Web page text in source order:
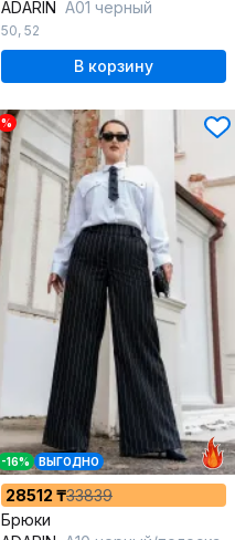
ADARIN A01 черный
50, 52
В корзину
%
-16% ВЫГОДНО
28512 ₸33839
Брюки